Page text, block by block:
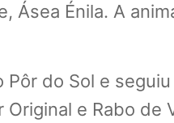
Ásea Énila. A
do Sol e
e Rabo de